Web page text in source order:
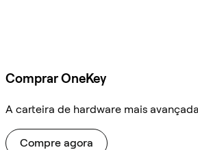
Comprar OneKey
A carteira de hardware mais
Compre agora